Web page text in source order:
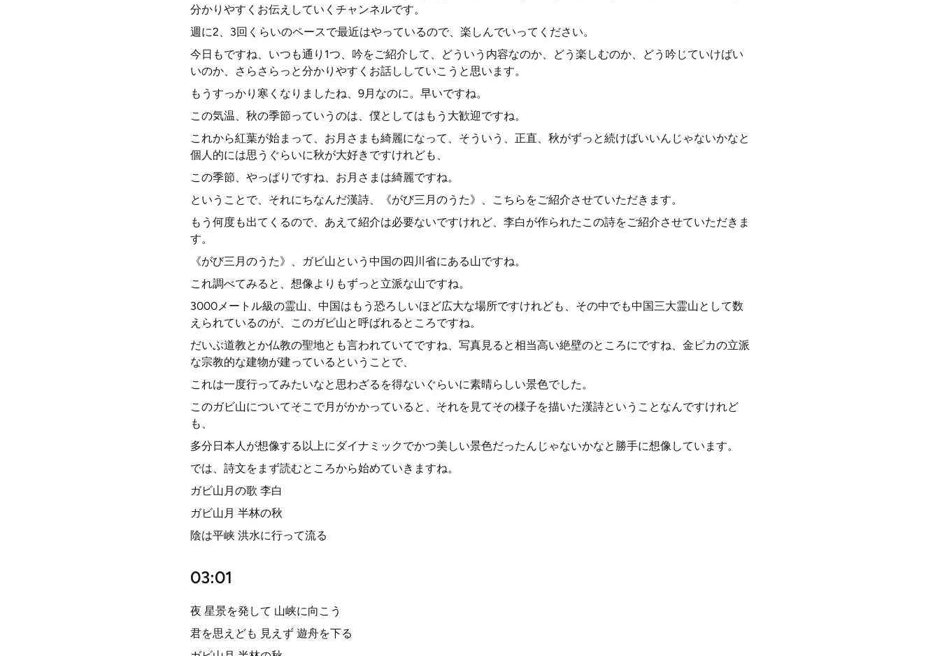
分かりやすくお伝えしていくチャンネルです。
週に2、3回くらいのペースで最近はやっているので、楽しんでいってください。
今日もですね、いつも通り1つ、吟をご紹介して、どういう内容なのか、どう楽しむのか、どう吟じていけばい
いのか、さらさらっと分かりやすくお話ししていこうと思います。
もうすっかり寒くなりましたね、9月なのに。早いですね。
この気温、秋の季節っていうのは、僕としてはもう大歓迎ですね。
これから紅葉が始まって、お月さまも綺麗になって、そういう、正直、秋がずっと続けばいいんじゃないかなと
個人的には思うぐらいに秋が大好きですけれども、
この季節、やっぱりですね、お月さまは綺麗ですね。
ということで、それにちなんだ漢詩、《がび三月のうた》、こちらをご紹介させていただきます。
もう何度も出てくるので、あえて紹介は必要ないですけれど、李白が作られたこの詩をご紹介させていただきま
す。
《がび三月のうた》、ガビ山という中国の四川省にある山ですね。
これ調べてみると、想像よりもずっと立派な山ですね。
3000メートル級の霊山、中国はもう恐ろしいほど広大な場所ですけれども、その中でも中国三大霊山として数
えられているのが、このガビ山と呼ばれるところですね。
だいぶ道教とか仏教の聖地とも言われていてですね、写真見ると相当高い絶壁のところにですね、金ピカの立派
な宗教的な建物が建っているということで、
これは一度行ってみたいなと思わざるを得ないぐらいに素晴らしい景色でした。
このガビ山についてそこで月がかかっていると、それを見てその様子を描いた漢詩ということなんですけれど
も、
多分日本人が想像する以上にダイナミックでかつ美しい景色だったんじゃないかなと勝手に想像しています。
では、詩文をまず読むところから始めていきますね。
ガビ山月の歌 李白
ガビ山月 半林の秋
陰は平峡 洪水に行って流る
03:01
夜 星景を発して 山峡に向こう
君を思えども 見えず 遊舟を下る